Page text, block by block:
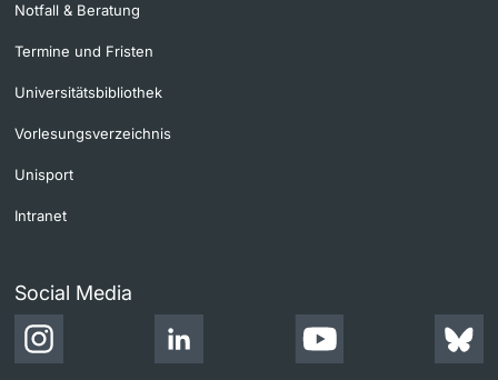
Notfall & Beratung
Termine und Fristen
Universitätsbibliothek
Vorlesungsverzeichnis
Unisport
Intranet
Social Media